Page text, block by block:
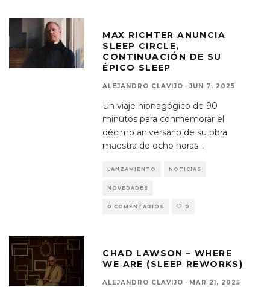
MAX RICHTER ANUNCIA
SLEEP CIRCLE,
CONTINUACIÓN DE SU
ÉPICO SLEEP
ALEJANDRO CLAVIJO · JUN 7, 2025
Un viaje hipnagógico de 90
minutos para conmemorar el
décimo aniversario de su obra
maestra de ocho horas...
LANZAMIENTO NOTICIAS
NOVEDADES
0 COMENTARIOS 0
CHAD LAWSON – WHERE
WE ARE (SLEEP REWORKS)
ALEJANDRO CLAVIJO · MAR 21, 2025